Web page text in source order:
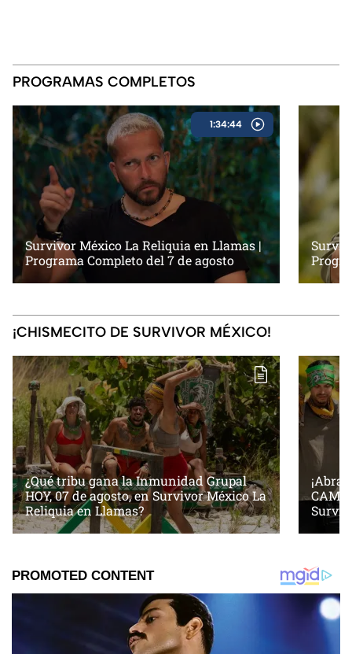
PROGRAMAS COMPLETOS
1:34:44
Survivor México La Reliquia en Llamas |
Programa Completo del 7 de agosto
¡CHISMECITO DE SURVIVOR MÉXICO!
¿Qué tribu gana la Inmunidad Grupal
HOY, 07 de agosto, en Survivor México La
Reliquia en Llamas?